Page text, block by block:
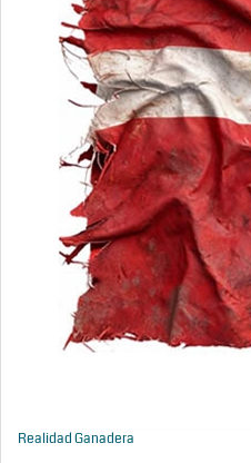
Realidad Ganadera